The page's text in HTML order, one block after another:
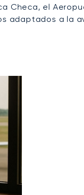
Checa, el
adaptados a la